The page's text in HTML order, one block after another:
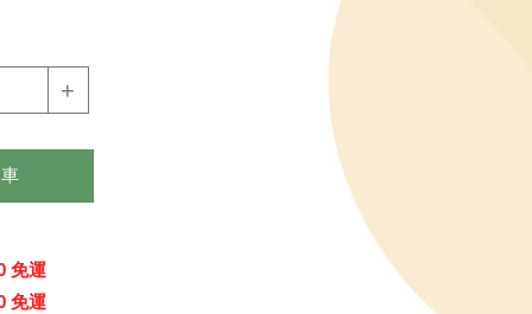
+
免運
免運